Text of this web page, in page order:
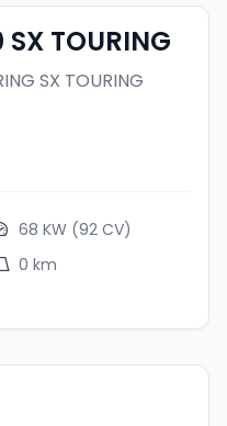
TOURING
SX TOURING
68 KW (92 CV)
0 km